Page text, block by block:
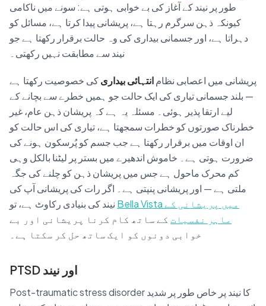
طور پر نیند کے آغاز کی بے خوابی ہوتی ہے: سونے میں ناکامی
کیونکہ ذہن سرگرم رہتا ہے، پریشانی پیدا کرتا ہے، مسائل کو
دہراتا ہے، اور جسمانی بیداری کی وہ حالت برقرار رکھتا ہے جو
نیند سے مطابقت نہیں رکھتی۔
پریشانی میں اعصابی نظامانتہائی بیداریکی خصوصیت رکھتا ہے
— بلند جسمانی تیاری کی ایک حالت جو ہمیں خطرے سے بچانے کے
لیے ارتقا پذیر ہوئی۔ مسئلہ یہ ہے کہ پریشان ذہن عام، غیر
خطرناک صورتوں کو خطرات سمجھتا ہے، تیاری کی اس حالت کو
ان اوقات میں برقرار رکھتا ہے جب جسم کو پُرسکون ہونے کی
ضرورت ہوتی ہے۔ خاموش اندھیرے میں بستر پر لیٹنا بالکل وہی
کم محرک ماحول ہے جس میں پریشان ذہن کو چلنے کی جگہ
ملتی ہے — اور پریشانی پنپتی ہے۔ اگر رات کی پریشانی آپ کی
Bella Vista میں پریشانی کے
ماہر نفسیات کے ساتھ کام کرنا پریشانی اور بے
خوابی دونوں کو ایک ساتھ حل کر سکتا ہے۔
PTSD اور نیند
Post-traumatic stress disorder کا نیند پر خاص طور پر شدید